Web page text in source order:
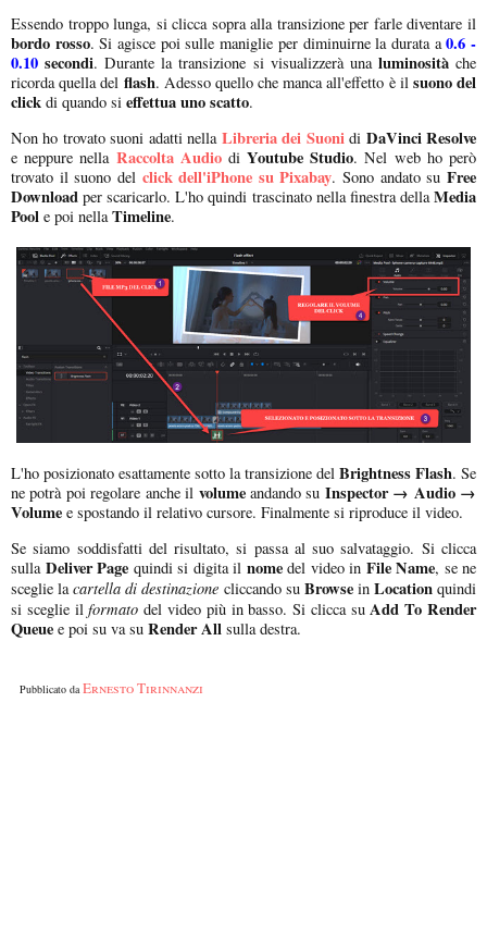
Essendo troppo lunga, si clicca sopra alla transizione per farle diventare il
bordo rosso. Si agisce poi sulle maniglie per diminuirne la durata a0.6 -
0.10 secondi. Durante la transizione si visualizzerà una luminositàche
ricorda quella del flash. Adesso quello che manca all'effetto è il suono del
click di quando si effettua uno scatto.
Non ho trovato suoni adatti nella Libreria dei Suoni di DaVinci Resolve
e neppure nella Raccolta AudiodiYoutube Studio. Nel web ho però
trovato il suono del click dell'iPhone su Pixabay. Sono andato suFree
Download per scaricarlo. L'ho quindi trascinato nella finestra della Media
Pool e poi nellaTimeline.
L'ho posizionato esattamente sotto la transizione del Brightness Flash. Se
ne potrà poi regolare anche il volume andando su Inspector → Audio →
Volume e spostando il relativo cursore. Finalmente si riproduce il video.
Se siamo soddisfatti del risultato, si passa al suo salvataggio. Si clicca
sulla Deliver Page quindi si digita il nomedel video in File Name, se ne
sceglie lacartella di destinazione cliccando suBrowsein Locationquindi
si sceglie ilformato del video più in basso. Si clicca suAdd To Render
Queue e poi su va su Render All sulla destra.
Pubblicato daErnesto Tirinnanzi